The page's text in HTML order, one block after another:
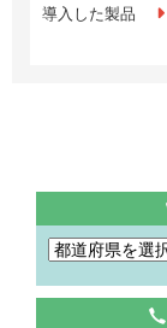
導入した製品